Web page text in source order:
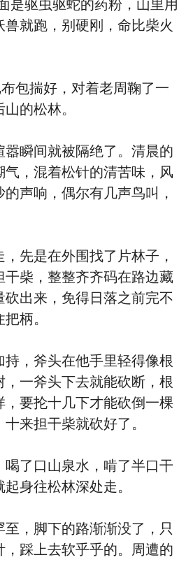
是驱虫驱蛇的药粉，山里用
就跑，别硬刚，命比柴火
包揣好，对着老周鞠了一
的松林。
嚣瞬间就被隔绝了。清晨的
，混着松针的清苦味，风
声响，偶尔有几声鸟叫，
先是在外围找了片林子，
干柴，整整齐齐码在路边藏
出来，免得日落之前完不
柄。
，斧头在他手里轻得像根
一斧头下去就能砍断，根
要抡十几下才能砍倒一棵
来担干柴就砍好了。
喝了口山泉水，啃了半口干
身往松林深处走。
，脚下的路渐渐没了，只
踩上去软乎乎的。周遭的